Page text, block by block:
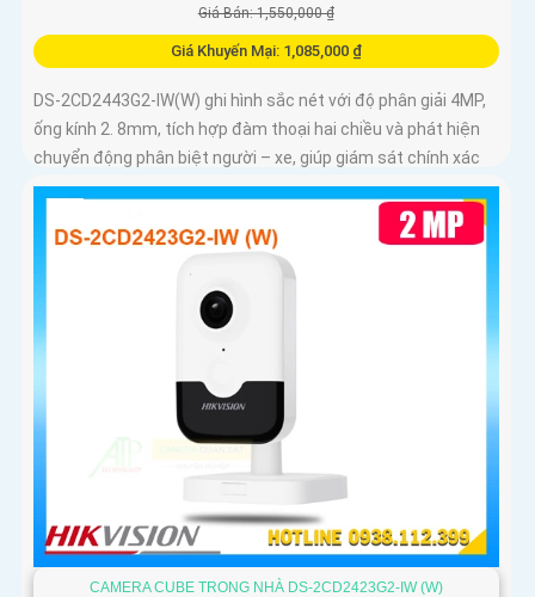
Giá Bán: 1,550,000 ₫
Giá Khuyến Mại: 1,085,000 ₫
DS-2CD2443G2-IW(W) ghi hình sắc nét với độ phân giải 4MP,
ống kính 2. 8mm, tích hợp đàm thoại hai chiều và phát hiện
chuyển động phân biệt người – xe, giúp giám sát chính xác
CAMERA CUBE TRONG NHÀ DS-2CD2423G2-IW (W)